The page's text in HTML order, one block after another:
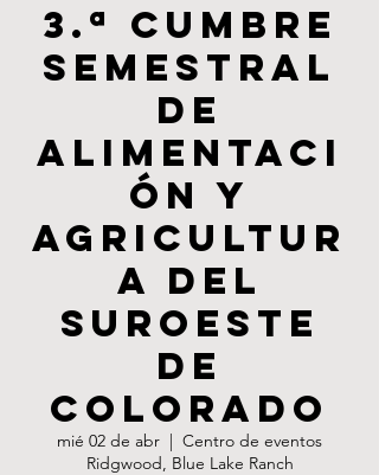
3.ª Cumbre
Semestral
de
Alimentaci
ón y
Agricultur
a del
Suroeste
de
Colorado
mié 02 de abr
  |
Centro de eventos
Ridgwood, Blue Lake Ranch